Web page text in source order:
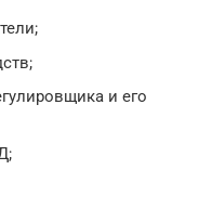
и его